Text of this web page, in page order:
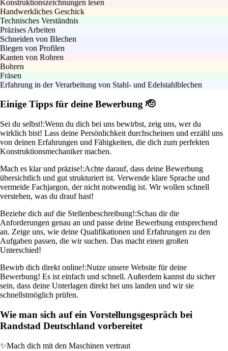
Konstruktionszeichnungen lesen
Handwerkliches Geschick
Technisches Verständnis
Präzises Arbeiten
Schneiden von Blechen
Biegen von Profilen
Kanten von Rohren
Bohren
Fräsen
Erfahrung in der Verarbeitung von Stahl- und Edelstahlblechen
Einige Tipps für deine Bewerbung 🫡
Sei du selbst!:Wenn du dich bei uns bewirbst, zeig uns, wer du
wirklich bist! Lass deine Persönlichkeit durchscheinen und erzähl uns
von deinen Erfahrungen und Fähigkeiten, die dich zum perfekten
Konstruktionsmechaniker machen.
Mach es klar und präzise!:Achte darauf, dass deine Bewerbung
übersichtlich und gut strukturiert ist. Verwende klare Sprache und
vermeide Fachjargon, der nicht notwendig ist. Wir wollen schnell
verstehen, was du drauf hast!
Beziehe dich auf die Stellenbeschreibung!:Schau dir die
Anforderungen genau an und passe deine Bewerbung entsprechend
an. Zeige uns, wie deine Qualifikationen und Erfahrungen zu den
Aufgaben passen, die wir suchen. Das macht einen großen
Unterschied!
Bewirb dich direkt online!:Nutze unsere Website für deine
Bewerbung! Es ist einfach und schnell. Außerdem kannst du sicher
sein, dass deine Unterlagen direkt bei uns landen und wir sie
schnellstmöglich prüfen.
Wie man sich auf ein Vorstellungsgespräch bei
Randstad Deutschland vorbereitet
✨Mach dich mit den Maschinen vertraut